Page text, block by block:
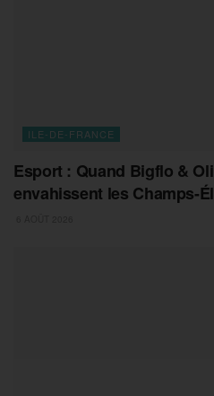
ILE-DE-FRANCE
Esport : Quand Bigflo &
envahissent les Champs-